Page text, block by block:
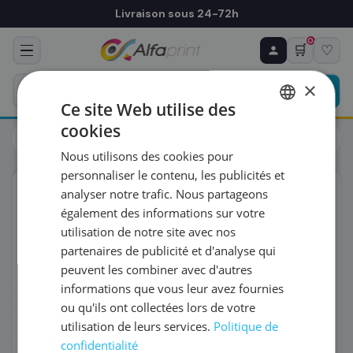
Livraison sous 24-72h
🛒
0
♡
Cartouches
HP
ORIGINAL
♻ COMMANDE RÉCURRENTE
Prévoyez & économisez
Programmez votre prochain achat — notre équipe
vous prépare un devis personnalisé
RÉFÉRENCE DU PRODUIT
FRÉQUENCE
QUANTITÉ PAR LIVRAISON
DATE DE PREMIÈRE LIVRAISON SOUHAITÉE
×
Ce site Web utilise des
cookies
Nous utilisons des cookies pour
personnaliser le contenu, les publicités et
analyser notre trafic. Nous partageons
également des informations sur votre
utilisation de notre site avec nos
partenaires de publicité et d'analyse qui
peuvent les combiner avec d'autres
informations que vous leur avez fournies
ou qu'ils ont collectées lors de votre
utilisation de leurs services. Politique de
confidentialité